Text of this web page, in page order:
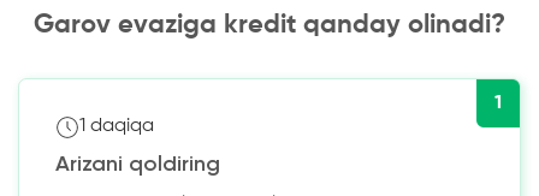
Garov evaziga kredit qanday olinadi?
1
1 daqiqa
Arizani qoldiring